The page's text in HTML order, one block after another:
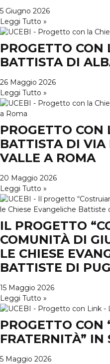
5 Giugno 2026
Leggi Tutto »
PROGETTO CON
BATTISTA DI
26 Maggio 2026
Leggi Tutto »
PROGETTO CON
BATTISTA DI VIA
VALLE A ROMA
20 Maggio 2026
Leggi Tutto »
IL PROGETTO
COMUNITÀ DI
LE CHIESE
BATTISTE DI
15 Maggio 2026
Leggi Tutto »
PROGETTO CON
FRATERNITÀ” IN
5 Maggio 2026